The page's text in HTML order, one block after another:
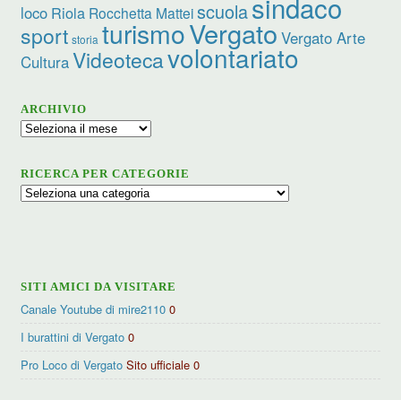
loco Riola Rocchetta Matteiscuola
sport storia turismoVergato Vergato Arte
CulturaVideotecavolontariato
ARCHIVIO
Archivio
RICERCA PER CATEGORIE
Ricerca
SITI AMICI DA VISITARE
Canale Youtube di mire2110 0
I burattini di Vergato 0
Pro Loco di Vergato Sito ufficiale 0